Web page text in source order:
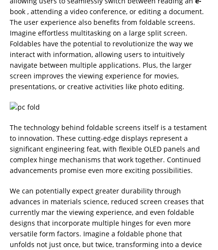
book , attending a video conference, or editing a document.
The user experience also benefits from foldable screens.
Imagine effortless multitasking on a large split screen.
Foldables have the potential to revolutionize the way we
interact with information, allowing users to intuitively
navigate between multiple applications. Plus, the larger
screen improves the viewing experience for movies,
presentations, or creative activities like photo editing.
The technology behind foldable screens itself is a testament
to innovation. These cutting-edge displays represent a
significant engineering feat, with flexible OLED panels and
complex hinge mechanisms that work together. Continued
advancements promise even more exciting possibilities.
We can potentially expect greater durability through
advances in materials science, reduced screen creases that
currently mar the viewing experience, and even foldable
designs that incorporate multiple hinges for even more
versatile form factors. Imagine a foldable phone that
unfolds not just once, but twice, transforming into a device